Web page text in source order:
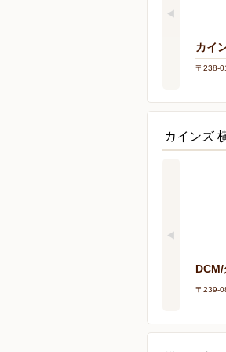
カイ
〒238-
カインズ
〒239-